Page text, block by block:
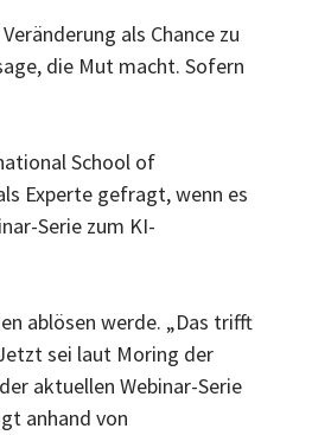
als Chance zu
die Mut macht. Sofern
School of
Experte gefragt, wenn es
Serie zum KI-
ablösen werde. „Das trifft
sei laut Moring der
aktuellen Webinar-Serie
anhand von